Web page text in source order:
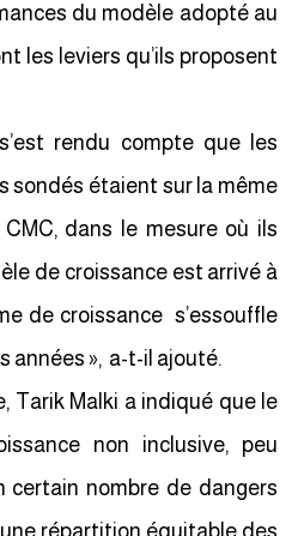
du modèle adopté au
les leviers qu’ils proposent
rendu compte que les
sondés étaient sur la même
CMC, dans le mesure où ils
de croissance est arrivé à
de croissance s’essouffle
années », a-t-il ajouté.
Tarik Malki a indiqué que le
non inclusive, peu
certain nombre de dangers
répartition équitable des